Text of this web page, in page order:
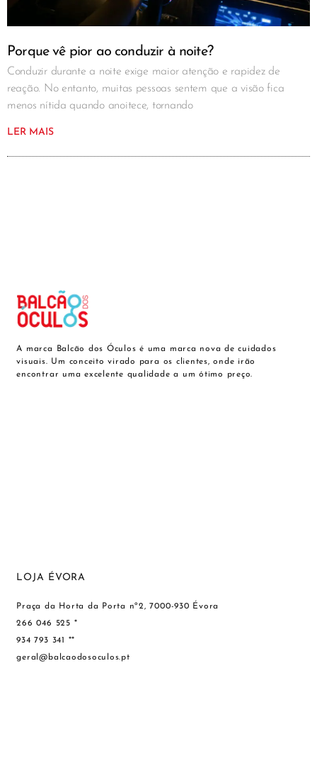
Porque vê pior ao conduzir à noite?
Conduzir durante a noite exige maior atenção e rapidez de
reação. No entanto, muitas pessoas sentem que a visão fica
menos nítida quando anoitece, tornando
LER MAIS
A marca Balcão dos Óculos é uma marca nova de cuidados
visuais. Um conceito virado para os clientes, onde irão
encontrar uma excelente qualidade a um ótimo preço.
LOJA ÉVORA
Praça da Horta da Porta nº2, 7000-930 Évora
266 046 525 *
934 793 341 **
geral@balcaodosoculos.pt